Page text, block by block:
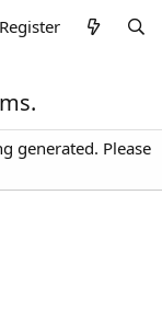
Register
generated. Please